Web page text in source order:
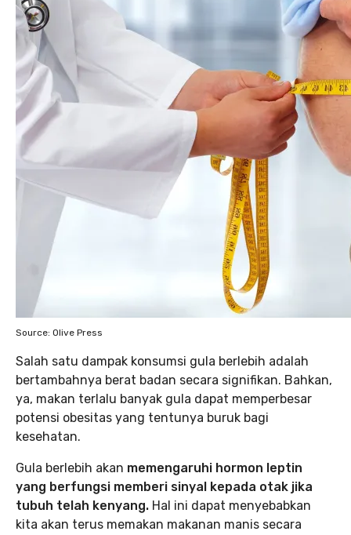
Source: Olive Press
Salah satu dampak konsumsi gula berlebih adalah
bertambahnya berat badan secara signifikan. Bahkan,
ya, makan terlalu banyak gula dapat memperbesar
potensi obesitas yang tentunya buruk bagi
kesehatan.
Gula berlebih akan memengaruhi hormon leptin
yang berfungsi memberi sinyal kepada otak jika
tubuh telah kenyang. Hal ini dapat menyebabkan
kita akan terus memakan makanan manis secara